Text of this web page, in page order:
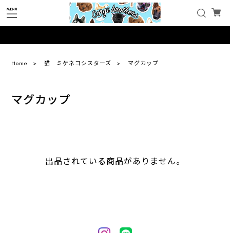
Home 猫 ミケネコシスターズ マグカップ
マグカップ
出品されている商品がありません。